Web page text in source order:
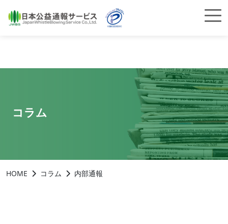
コラム
HOME コラム 内部通報